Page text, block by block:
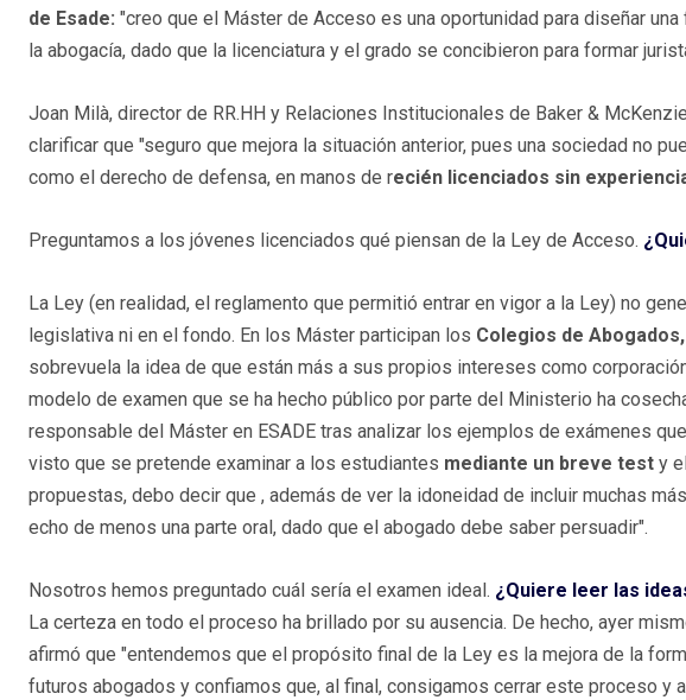
de Esade: "creo que el Máster de Acceso es una oportunidad para diseñar
la abogacía, dado que la licenciatura y el grado se concibieron para formar
Joan Milà, director de RR.HH y Relaciones Institucionales de Baker &
clarificar que "seguro que mejora la situación anterior, pues una sociedad no
como el derecho de defensa, en manos de recién licenciados sin
Preguntamos a los jóvenes licenciados qué piensan de la Ley de Acceso.
La Ley (en realidad, el reglamento que permitió entrar en vigor a la Ley) no
legislativa ni en el fondo. En los Máster participan los Colegios de Abogados,
sobrevuela la idea de que están más a sus propios intereses como
modelo de examen que se ha hecho público por parte del Ministerio ha
responsable del Máster en ESADE tras analizar los ejemplos de exámenes
visto que se pretende examinar a los estudiantes mediante un breve test y
propuestas, debo decir que , además de ver la idoneidad de incluir muchas
echo de menos una parte oral, dado que el abogado debe saber persuadir".
Nosotros hemos preguntado cuál sería el examen ideal. ¿Quiere leer las
La certeza en todo el proceso ha brillado por su ausencia. De hecho, ayer
afirmó que "entendemos que el propósito final de la Ley es la mejora de la
futuros abogados y confiamos que, al final, consigamos cerrar este proceso y